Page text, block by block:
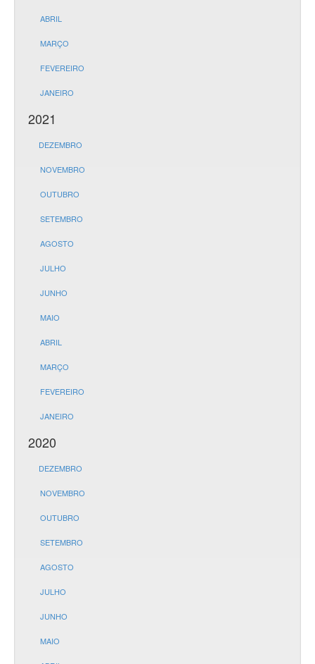
ABRIL
MARÇO
FEVEREIRO
JANEIRO
2021
DEZEMBRO
NOVEMBRO
OUTUBRO
SETEMBRO
AGOSTO
JULHO
JUNHO
MAIO
ABRIL
MARÇO
FEVEREIRO
JANEIRO
2020
DEZEMBRO
NOVEMBRO
OUTUBRO
SETEMBRO
AGOSTO
JULHO
JUNHO
MAIO